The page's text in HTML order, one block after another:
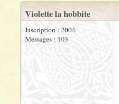
Violette la hobbite
Inscription : 2004
Messages : 103